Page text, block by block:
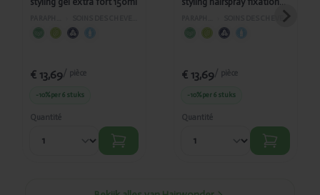
€ 13,69/ pièce
-10%per 6 stuks
Quantité
SOINS DES CHEVEUX ET DU VISAGE
€ 13,69/ pièce
-10%per 6 stuks
Quantité